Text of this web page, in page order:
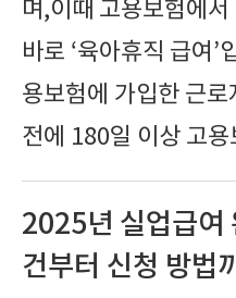
며,이때 고용보험에서
바로 ‘육아휴직 급여
용보험에 가입한 근
전에 180일 이상 고
2025년 실업급여
건부터 신청 방법